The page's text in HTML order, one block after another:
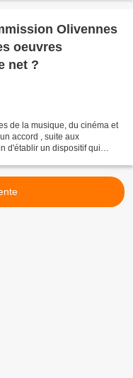
Olivennes
oeuvres
net ?
de la musique, du cinéma et
accord , suite aux
d'établir un dispositif qui